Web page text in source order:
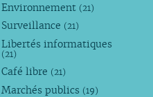
Environnement (21)
Surveillance (21)
Libertés informatiques
(21)
Café libre (21)
Marchés publics (19)